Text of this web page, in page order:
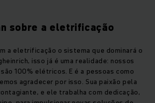
sobre a eletrificação
a eletrificação o sistema que dominará o
isso já é uma realidade: nossos
100% elétricos. E é a pessoas como
agradecer por isso. Sua paixão pela
e ele trabalha com dedicação,